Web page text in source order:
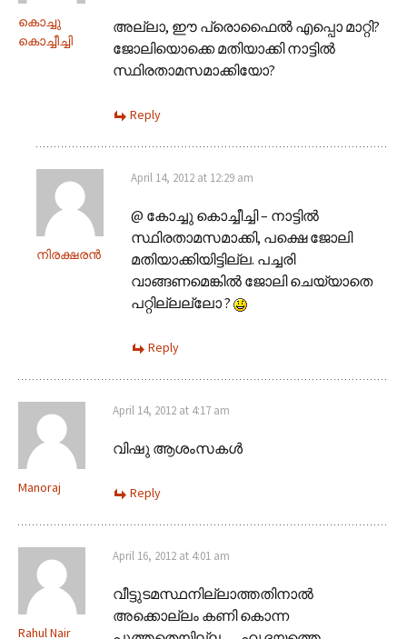
കൊച്ചു
കൊച്ചീച്ചി
അല്ലാ, ഈ പ്രൊഫൈല്‍ എപ്പൊ മാറ്റി?
ജോലിയൊക്കെ മതിയാക്കി നാട്ടില്‍
സ്ഥിരതാമസമാക്കിയോ?
Reply
നിരക്ഷരൻ
April 14, 2012 at 12:29 am
@ കോച്ചു കൊച്ചീച്ചി – നാട്ടിൽ
സ്ഥിരതാമസമാക്കി, പക്ഷെ ജോലി
മതിയാക്കിയിട്ടില്ല. പച്ചരി
വാങ്ങണമെങ്കിൽ ജോലി ചെയ്യാതെ
പറ്റില്ലല്ലോ ?
Reply
Manoraj
April 14, 2012 at 4:17 am
വിഷു ആശംസകള്‍
Reply
Rahul Nair
April 16, 2012 at 4:01 am
വീട്ടുടമസ്ഥനില്ലാത്തതിനാൽ
അക്കൊല്ലം കണി കൊന്ന